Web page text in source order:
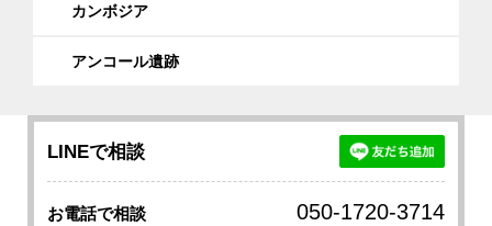
カンボジア
アンコール遺跡
LINEで相談
お電話で相談 050-1720-3714